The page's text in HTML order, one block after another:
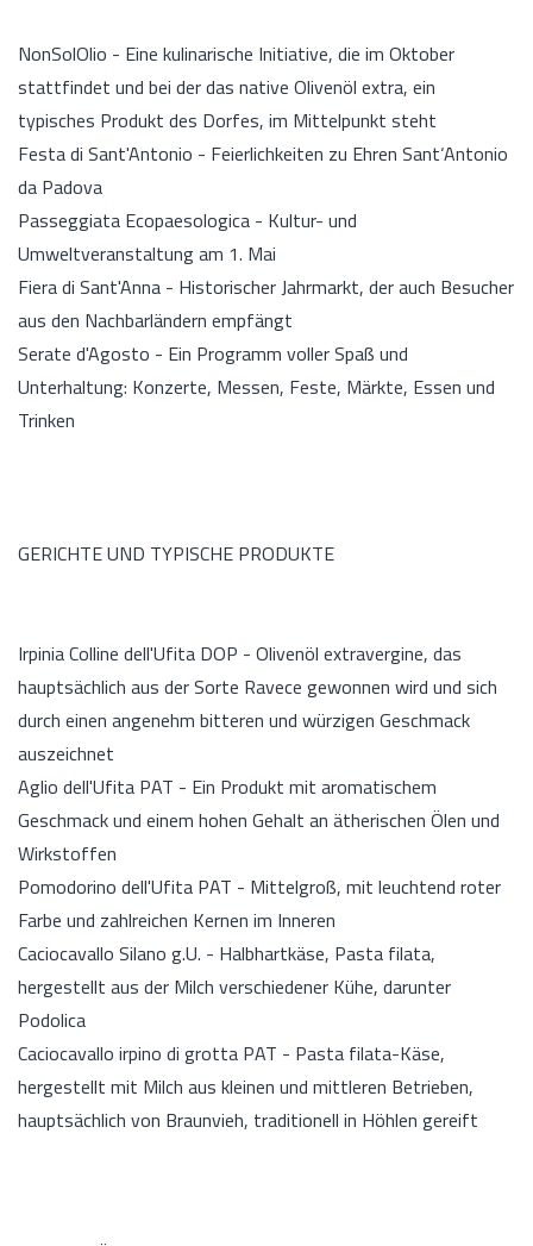
NonSolOlio - Eine kulinarische Initiative, die im Oktober
stattfindet und bei der das native Olivenöl extra, ein
typisches Produkt des Dorfes, im Mittelpunkt steht
Festa di Sant'Antonio - Feierlichkeiten zu Ehren Sant‘Antonio
da Padova
Passeggiata Ecopaesologica - Kultur- und
Umweltveranstaltung am 1. Mai
Fiera di Sant'Anna - Historischer Jahrmarkt, der auch Besucher
aus den Nachbarländern empfängt
Serate d'Agosto - Ein Programm voller Spaß und
Unterhaltung: Konzerte, Messen, Feste, Märkte, Essen und
Trinken
GERICHTE UND TYPISCHE PRODUKTE
Irpinia Colline dell'Ufita DOP - Olivenöl extravergine, das
hauptsächlich aus der Sorte Ravece gewonnen wird und sich
durch einen angenehm bitteren und würzigen Geschmack
auszeichnet
Aglio dell'Ufita PAT - Ein Produkt mit aromatischem
Geschmack und einem hohen Gehalt an ätherischen Ölen und
Wirkstoffen
Pomodorino dell'Ufita PAT - Mittelgroß, mit leuchtend roter
Farbe und zahlreichen Kernen im Inneren
Caciocavallo Silano g.U. - Halbhartkäse, Pasta filata,
hergestellt aus der Milch verschiedener Kühe, darunter
Podolica
Caciocavallo irpino di grotta PAT - Pasta filata-Käse,
hergestellt mit Milch aus kleinen und mittleren Betrieben,
hauptsächlich von Braunvieh, traditionell in Höhlen gereift